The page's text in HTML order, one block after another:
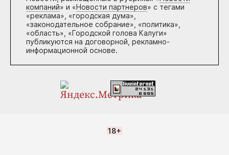
компаний» и «Новости партнеров» с тегами
«реклама», «городская дума»,
«законодательное собрание», «политика»,
«область», «Городской голова Калуги»
публикуются на договорной, рекламно-
информационной основе.
18+